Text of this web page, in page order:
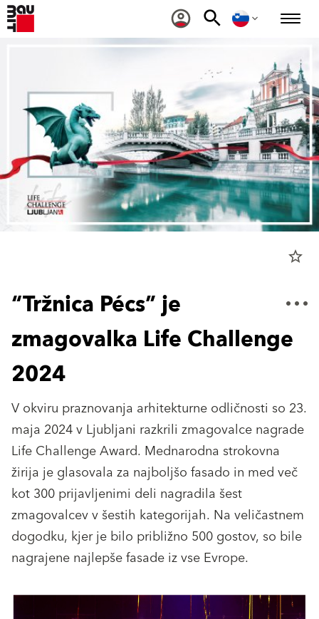
star_border
“Tržnica Pécs” je
zmagovalka Life Challenge
2024
V okviru praznovanja arhitekturne odličnosti so 23.
maja 2024 v Ljubljani razkrili zmagovalce nagrade
Life Challenge Award. Mednarodna strokovna
žirija je glasovala za najboljšo fasado in med več
kot 300 prijavljenimi deli nagradila šest
zmagovalcev v šestih kategorijah. Na veličastnem
dogodku, kjer je bilo približno 500 gostov, so bile
nagrajene najlepše fasade iz vse Evrope.